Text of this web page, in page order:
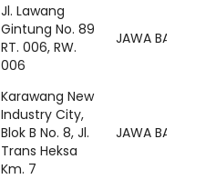
Jl. Lawang
Gintung No. 89
RT. 006, RW.
006
JAWA BARAT
Karawang New
Industry City,
Blok B No. 8, Jl.
Trans Heksa
Km. 7
JAWA BARAT